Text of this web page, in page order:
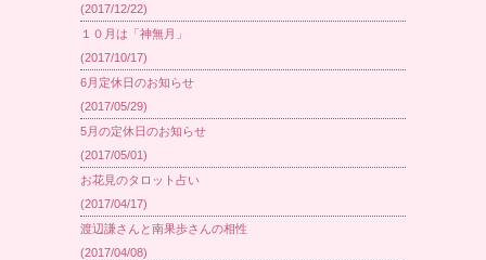
(2017/12/22)
１０月は「神無月」
(2017/10/17)
6月定休日のお知らせ
(2017/05/29)
5月の定休日のお知らせ
(2017/05/01)
お花見のタロット占い
(2017/04/17)
渡辺謙さんと南果歩さんの相性
(2017/04/08)